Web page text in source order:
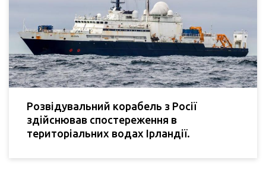
Розвідувальний корабель з Росії
здійснював спостереження в
територіальних водах Ірландії.